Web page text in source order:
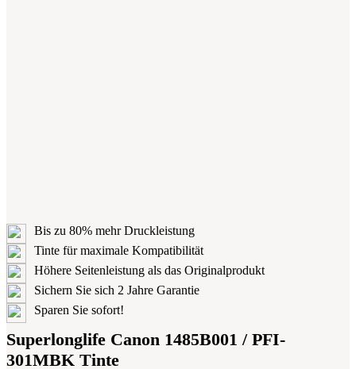
Bis zu 80% mehr Druckleistung
Tinte für maximale Kompatibilität
Höhere Seitenleistung als das Originalprodukt
Sichern Sie sich 2 Jahre Garantie
Sparen Sie sofort!
Superlonglife Canon 1485B001 / PFI-
301MBK Tinte